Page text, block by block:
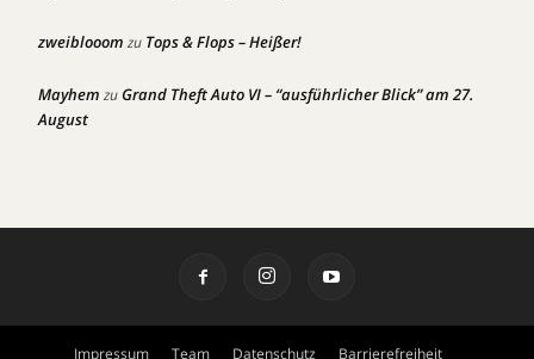
zweiblooom zu Tops & Flops – Heißer!
Mayhem zuGrand Theft Auto VI – “ausführlicher Blick” am 27.
August
Impressum Team Datenschutz Barrierefreiheit